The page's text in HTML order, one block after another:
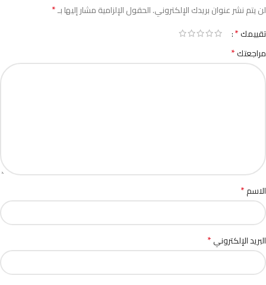
لن يتم نشر عنوان بريدك الإلكتروني.الحقول الإلزامية مشار إليها بـ*
تقييمك*
مراجعتك*
الاسم*
البريد الإلكتروني*